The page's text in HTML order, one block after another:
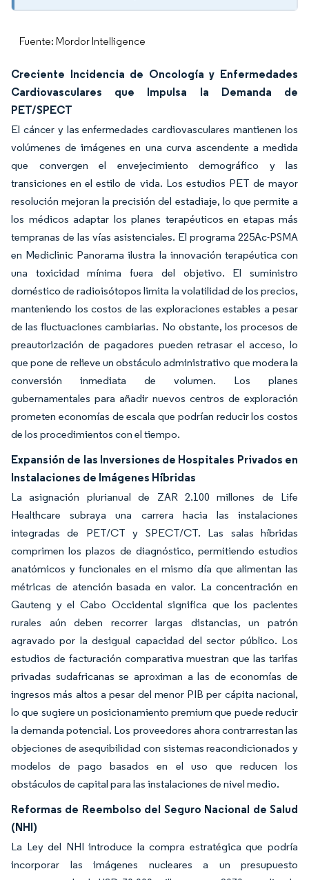
Fuente: Mordor Intelligence
Creciente Incidencia de Oncología y Enfermedades
Cardiovasculares que Impulsa la Demanda de
PET/SPECT
El cáncer y las enfermedades cardiovasculares mantienen los
volúmenes de imágenes en una curva ascendente a medida
que convergen el envejecimiento demográfico y las
transiciones en el estilo de vida. Los estudios PET de mayor
resolución mejoran la precisión del estadiaje, lo que permite a
los médicos adaptar los planes terapéuticos en etapas más
tempranas de las vías asistenciales. El programa 225Ac-PSMA
en Mediclinic Panorama ilustra la innovación terapéutica con
una toxicidad mínima fuera del objetivo. El suministro
doméstico de radioisótopos limita la volatilidad de los precios,
manteniendo los costos de las exploraciones estables a pesar
de las fluctuaciones cambiarias. No obstante, los procesos de
preautorización de pagadores pueden retrasar el acceso, lo
que pone de relieve un obstáculo administrativo que modera la
conversión inmediata de volumen. Los planes
gubernamentales para añadir nuevos centros de exploración
prometen economías de escala que podrían reducir los costos
de los procedimientos con el tiempo.
Expansión de las Inversiones de Hospitales Privados en
Instalaciones de Imágenes Híbridas
La asignación plurianual de ZAR 2.100 millones de Life
Healthcare subraya una carrera hacia las instalaciones
integradas de PET/CT y SPECT/CT. Las salas híbridas
comprimen los plazos de diagnóstico, permitiendo estudios
anatómicos y funcionales en el mismo día que alimentan las
métricas de atención basada en valor. La concentración en
Gauteng y el Cabo Occidental significa que los pacientes
rurales aún deben recorrer largas distancias, un patrón
agravado por la desigual capacidad del sector público. Los
estudios de facturación comparativa muestran que las tarifas
privadas sudafricanas se aproximan a las de economías de
ingresos más altos a pesar del menor PIB per cápita nacional,
lo que sugiere un posicionamiento premium que puede reducir
la demanda potencial. Los proveedores ahora contrarrestan las
objeciones de asequibilidad con sistemas reacondicionados y
modelos de pago basados en el uso que reducen los
obstáculos de capital para las instalaciones de nivel medio.
Reformas de Reembolso del Seguro Nacional de Salud
(NHI)
La Ley del NHI introduce la compra estratégica que podría
incorporar las imágenes nucleares a un presupuesto